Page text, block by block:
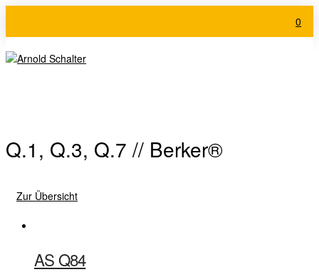
0
Q.1, Q.3, Q.7 // Berker®
Zur Übersicht
AS Q84